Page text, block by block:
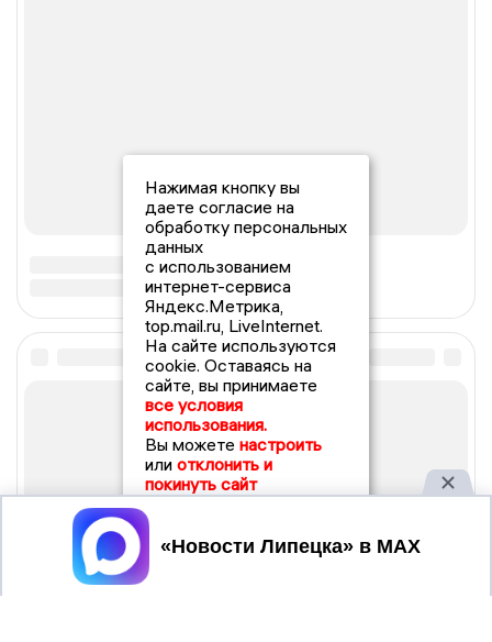
Нажимая кнопку вы
даете согласие на
обработку персональных
данных
с использованием
интернет-сервиса
Яндекс.Метрика,
top.mail.ru, LiveInternet.
На сайте используются
cookie. Оставаясь на
сайте, вы принимаете
все условия
использования.
Вы можете настроить
или отклонить и
покинуть сайт
Принять